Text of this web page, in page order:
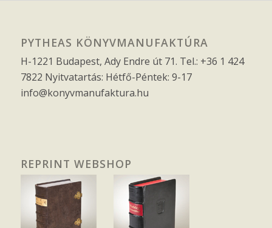
PYTHEAS KÖNYVMANUFAKTÚRA
H-1221 Budapest, Ady Endre út 71. Tel.: +36 1 424
7822 Nyitvatartás: Hétfő-Péntek: 9-17
info@konyvmanufaktura.hu
REPRINT WEBSHOP